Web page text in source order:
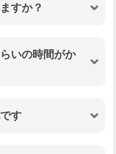
すか？
いの時間がか
す